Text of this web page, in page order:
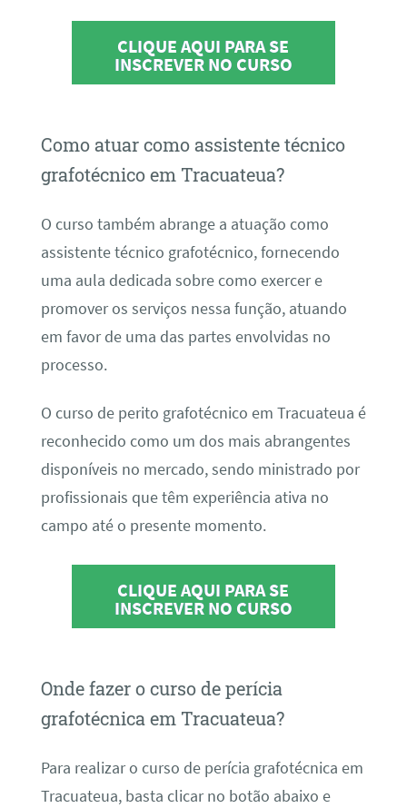
CLIQUE AQUI PARA SE
INSCREVER NO CURSO
Como atuar como assistente técnico
grafotécnico em Tracuateua?
O curso também abrange a atuação como
assistente técnico grafotécnico, fornecendo
uma aula dedicada sobre como exercer e
promover os serviços nessa função, atuando
em favor de uma das partes envolvidas no
processo.
O curso de perito grafotécnico em Tracuateua é
reconhecido como um dos mais abrangentes
disponíveis no mercado, sendo ministrado por
profissionais que têm experiência ativa no
campo até o presente momento.
CLIQUE AQUI PARA SE
INSCREVER NO CURSO
Onde fazer o curso de perícia
grafotécnica em Tracuateua?
Para realizar o curso de perícia grafotécnica em
Tracuateua, basta clicar no botão abaixo e